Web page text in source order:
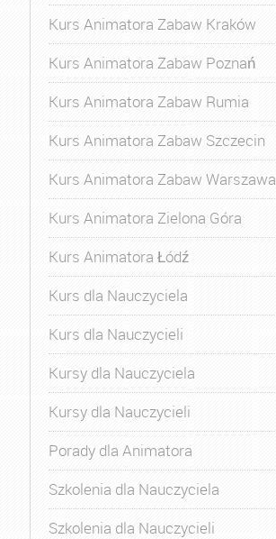
Kurs Animatora Zabaw Kraków
Kurs Animatora Zabaw Poznań
Kurs Animatora Zabaw Rumia
Kurs Animatora Zabaw Szczecin
Kurs Animatora Zabaw Warszawa
Kurs Animatora Zielona Góra
Kurs Animatora Łódź
Kurs dla Nauczyciela
Kurs dla Nauczycieli
Kursy dla Nauczyciela
Kursy dla Nauczycieli
Porady dla Animatora
Szkolenia dla Nauczyciela
Szkolenia dla Nauczycieli